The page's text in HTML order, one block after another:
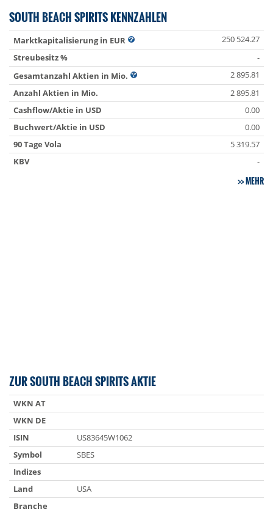
SOUTH BEACH SPIRITS KENNZAHLEN
Marktkapitalisierung in EUR
250 524.27
Streubesitz %
-
Gesamtanzahl Aktien in Mio.
2 895.81
Anzahl Aktien in Mio.
2 895.81
Cashflow/Aktie in USD
0.00
Buchwert/Aktie in USD
0.00
90 Tage Vola
5 319.57
KBV
-
MEHR
ZUR SOUTH BEACH SPIRITS AKTIE
WKN AT
WKN DE
ISIN
US83645W1062
Symbol
SBES
Indizes
Land
USA
Branche